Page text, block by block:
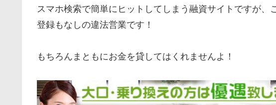
スマホ検索で簡単にヒットしてしまう融資サイトですが、
登録もなしの違法営業です！
もちろんまともにお金を貸してはくれませんよ！